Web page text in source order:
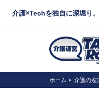
介護×Techを独自に深堀り
ホーム 介護の窓